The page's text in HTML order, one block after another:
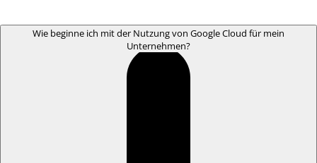
Wie beginne ich mit der Nutzung von Google Cloud für mein
Unternehmen?